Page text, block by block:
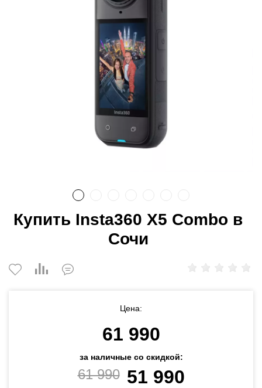
Купить Insta360 X5 Combo в
Сочи
Цена:
61 990
за наличные со скидкой:
61 990 51 990